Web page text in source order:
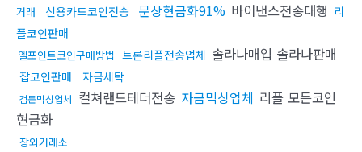
거래
신용카드코인전송 문상현금화91% 바이낸스전송대행 리
플코인판매
엘포인트코인구매방법 트론리플전송업체 솔라나매입 솔라나판매
잡코인판매 자금세탁
검돈믹싱업체 컬쳐랜드테더전송 자금믹싱업체 리플 모든코인
현금화
장외거래소